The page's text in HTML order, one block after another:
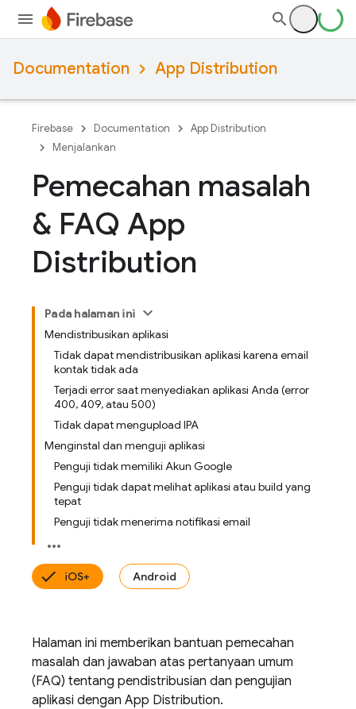
Documentation App Distribution
Firebase Documentation
App Distribution
Menjalankan
Pemecahan masalah
& FAQ App
Distribution
Pada halaman ini
Mendistribusikan aplikasi
Tidak dapat mendistribusikan aplikasi karena email
kontak tidak ada
Terjadi error saat menyediakan aplikasi Anda (error
400, 409, atau 500)
Tidak dapat mengupload IPA
Menginstal dan menguji aplikasi
Penguji tidak memiliki Akun Google
Penguji tidak dapat melihat aplikasi atau build yang
tepat
Penguji tidak menerima notifikasi email
iOS+ Android
Halaman ini memberikan bantuan pemecahan
masalah dan jawaban atas pertanyaan umum
(FAQ) tentang pendistribusian dan pengujian
aplikasi dengan App Distribution.